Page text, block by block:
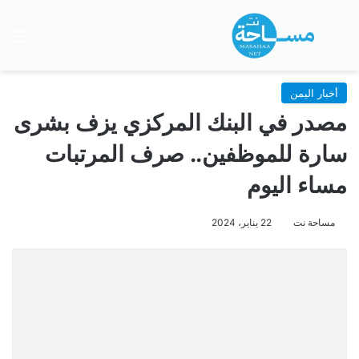
بحث عن
أخبار اليمن
مصدر في البنك المركزي يزف بشرى
سارة للموظفين.. صرف المرتبات
مساء اليوم
مساحة نت 22 يناير، 2024